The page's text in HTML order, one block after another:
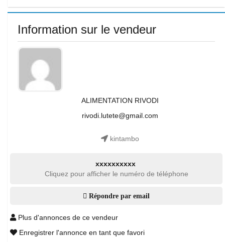
Information sur le vendeur
ALIMENTATION RIVODI
rivodi.lutete@gmail.com
kintambo
xxxxxxxxxx
Cliquez pour afficher le numéro de téléphone
Répondre par email
Plus d'annonces de ce vendeur
Enregistrer l'annonce en tant que favori